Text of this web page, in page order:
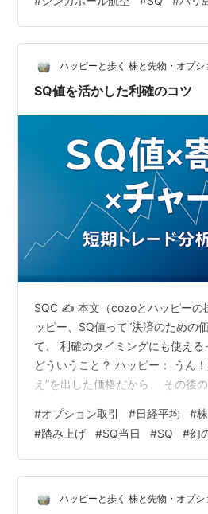
は冷蔵庫に放置予定でしたが一緒
トスケジュール 往路 ①SQ635
SIN②SQ934 06:25 SIN =>
10:05 DPS => 12:46
ハッピーと歩く 株と先物・オプシ
SQ値を活かした利確のコツ
SQC ✍️ 本文（cozoとハッピーの
ッピー、SQ値って“決済のための
て、 利確のタイミングにも使え
どういうこと？ ハッピー： うん
え”を出した価格だから、 その後
タイミングが見えてくることもあ
利確タイミングの見極め方 SQ値
き！ → SQ値を境に、上に抜けた
弱気って判断できる！ → そのラ
ングで利確するのが王道！ “幻の
#オプション取引 #日経平均 #
#踏み上げ #SQ当日 #SQ #幻
ハッピーと歩く 株と先物・オプシ